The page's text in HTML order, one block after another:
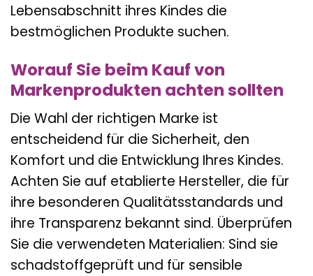
Lebensabschnitt ihres Kindes die
bestmöglichen Produkte suchen.
Worauf Sie beim Kauf von
Markenprodukten achten sollten
Die Wahl der richtigen Marke ist
entscheidend für die Sicherheit, den
Komfort und die Entwicklung Ihres Kindes.
Achten Sie auf etablierte Hersteller, die für
ihre besonderen Qualitätsstandards und
ihre Transparenz bekannt sind. Überprüfen
Sie die verwendeten Materialien: Sind sie
schadstoffgeprüft und für sensible